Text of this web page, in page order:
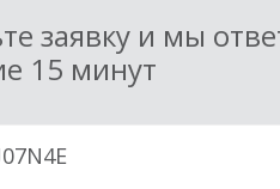
заявку и мы
15 минут